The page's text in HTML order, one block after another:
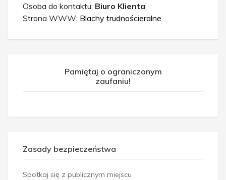
Osoba do kontaktu: Biuro Klienta
Strona WWW: Blachy trudnościeralne
Pamiętaj o ograniczonym
zaufaniu!
Zasady bezpieczeństwa
Spotkaj się z publicznym miejscu